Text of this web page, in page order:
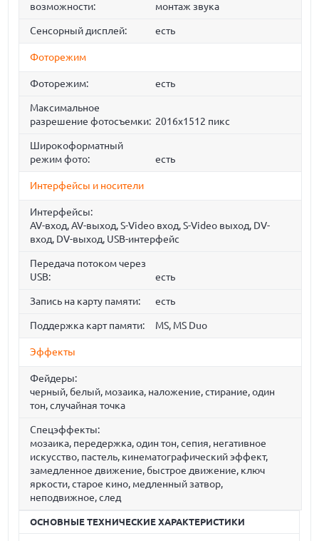
возможности:
монтаж звука
Сенсорный дисплей: есть
Фоторежим
Фоторежим: есть
Максимальное
разрешение фотосъемки: 2016x1512 пикс
Широкоформатный
режим фото:
есть
Интерфейсы и носители
Интерфейсы:
AV-вход, AV-выход, S-Video вход, S-Video выход, DV-
вход, DV-выход, USB-интерфейс
Передача потоком через
USB:
есть
Запись на карту памяти: есть
Поддержка карт памяти: MS, MS Duo
Эффекты
Фейдеры:
черный, белый, мозаика, наложение, стирание, один
тон, случайная точка
Спецэффекты:
мозаика, передержка, один тон, сепия, негативное
искусство, пастель, кинематографический эффект,
замедленное движение, быстрое движение, ключ
яркости, старое кино, медленный затвор,
неподвижное, след
ОСНОВНЫЕ ТЕХНИЧЕСКИЕ ХАРАКТЕРИСТИКИ